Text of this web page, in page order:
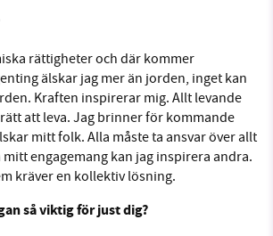
rättigheter och där kommer
älskar jag mer än jorden, inget kan
Kraften inspirerar mig. Allt levande
att leva. Jag brinner för kommande
mitt folk. Alla måste ta ansvar över allt
engagemang kan jag inspirera andra.
kräver en kollektiv lösning.
så viktig för just dig?